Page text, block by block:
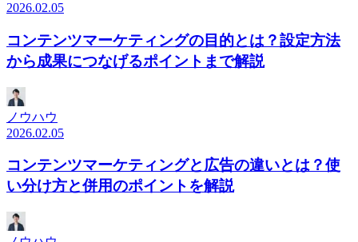
2026.02.05
コンテンツマーケティングの目的とは？設定方法
から成果につなげるポイントまで解説
ノウハウ
2026.02.05
コンテンツマーケティングと広告の違いとは？使
い分け方と併用のポイントを解説